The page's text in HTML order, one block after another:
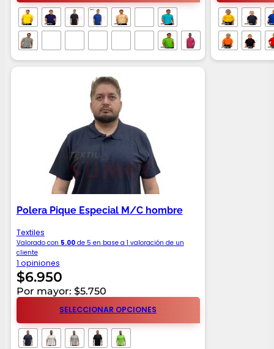
Polera Pique Especial M/C hombre
Textiles
Valorado con 5.00de 5 en base a 1 valoración de un
cliente
1 opiniones
$6.950
Por mayor: $5.750
SELECCIONAR OPCIONES